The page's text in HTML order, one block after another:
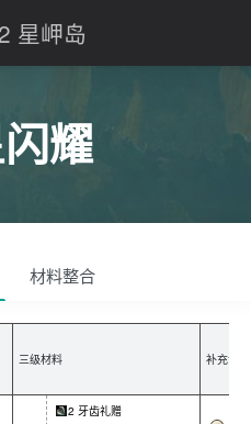
星岬岛
耀
材料整合
三级材料 补充说
2 牙齿礼赠